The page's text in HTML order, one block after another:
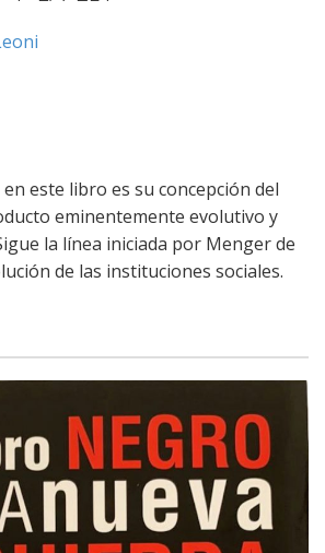
este libro es su concepción del
eminentemente evolutivo y
la línea iniciada por Menger de
de las instituciones sociales.